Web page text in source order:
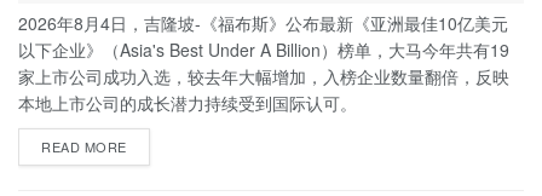
2026年8月4日，吉隆坡-《福布斯》公布最新《亚洲最佳10亿美元
以下企业》（Asia's Best Under A Billion）榜单，大马今年共有19
家上市公司成功入选，较去年大幅增加，入榜企业数量翻倍，反映
本地上市公司的成长潜力持续受到国际认可。
READ MORE